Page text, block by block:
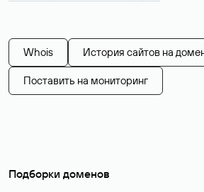
Whois История сайтов на
Поставить на мониторинг
Подборки доменов